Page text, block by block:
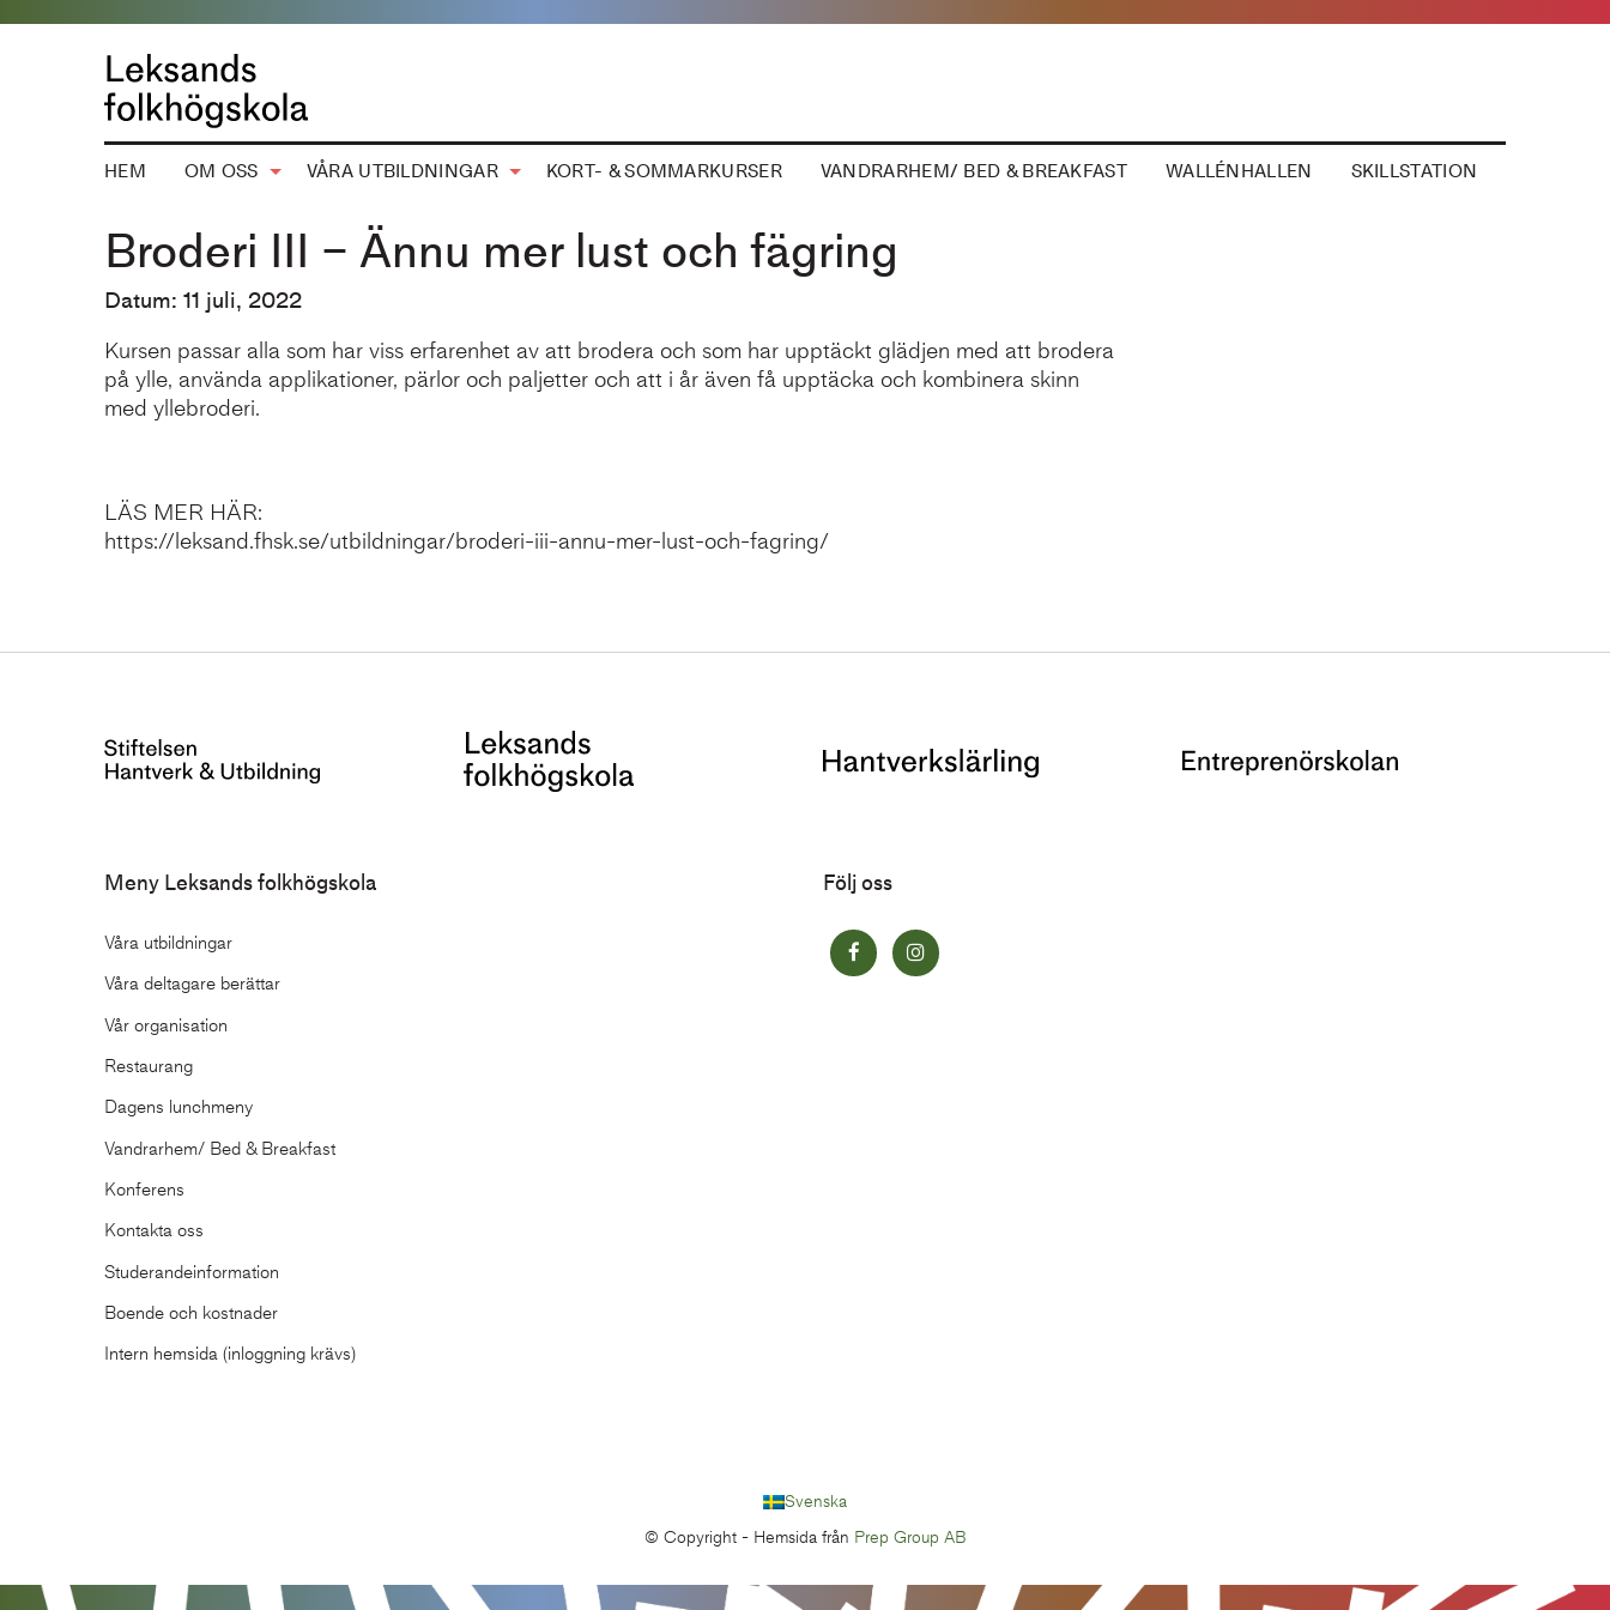
HEM OM OSS VÅRA UTBILDNINGAR KORT- & SOMMARKURSER VANDRARHEM/ BED & BREAKFAST WALLÉNHALLEN SKILLSTATION
Broderi III – Ännu mer lust och fägring
Datum: 11 juli, 2022
Kursen passar alla som har viss erfarenhet av att brodera och som har upptäckt glädjen med att brodera
på ylle, använda applikationer, pärlor och paljetter och att i år även få upptäcka och kombinera skinn
med yllebroderi.
LÄS MER HÄR:
https://leksand.fhsk.se/utbildningar/broderi-iii-annu-mer-lust-och-fagring/
Meny Leksands folkhögskola
Våra utbildningar
Våra deltagare berättar
Vår organisation
Restaurang
Dagens lunchmeny
Vandrarhem/ Bed & Breakfast
Konferens
Kontakta oss
Studerandeinformation
Boende och kostnader
Intern hemsida (inloggning krävs)
Följ oss
Svenska
© Copyright - Hemsida från Prep Group AB